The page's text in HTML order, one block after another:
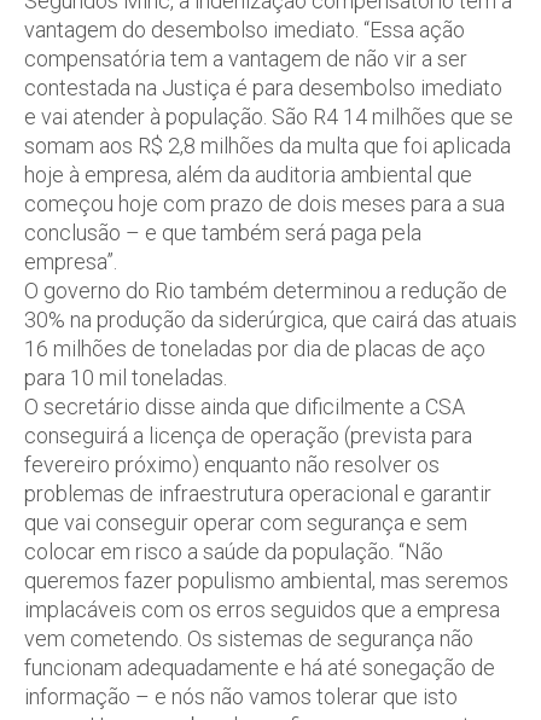
vantagem do desembolso imediato. “Essa ação
compensatória tem a vantagem de não vir a ser
contestada na Justiça é para desembolso imediato
e vai atender à população. São R4 14 milhões que se
somam aos R$ 2,8 milhões da multa que foi aplicada
hoje à empresa, além da auditoria ambiental que
começou hoje com prazo de dois meses para a sua
conclusão – e que também será paga pela
empresa”.
O governo do Rio também determinou a redução de
30% na produção da siderúrgica, que cairá das atuais
16 milhões de toneladas por dia de placas de aço
para 10 mil toneladas.
O secretário disse ainda que dificilmente a CSA
conseguirá a licença de operação (prevista para
fevereiro próximo) enquanto não resolver os
problemas de infraestrutura operacional e garantir
que vai conseguir operar com segurança e sem
colocar em risco a saúde da população. “Não
queremos fazer populismo ambiental, mas seremos
implacáveis com os erros seguidos que a empresa
vem cometendo. Os sistemas de segurança não
funcionam adequadamente e há até sonegação de
informação – e nós não vamos tolerar que isto